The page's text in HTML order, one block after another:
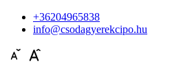
+36204965838
info@csodagyerekcipo.hu